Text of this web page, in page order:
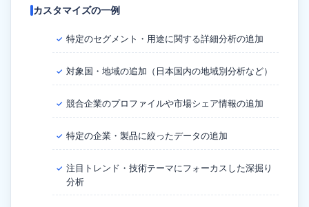
カスタマイズの一例
✓ 特定のセグメント・用途に関する詳細分析の追加
✓ 対象国・地域の追加（日本国内の地域別分析など）
✓ 競合企業のプロファイルや市場シェア情報の追加
✓ 特定の企業・製品に絞ったデータの追加
✓ 注目トレンド・技術テーマにフォーカスした深掘り
分析